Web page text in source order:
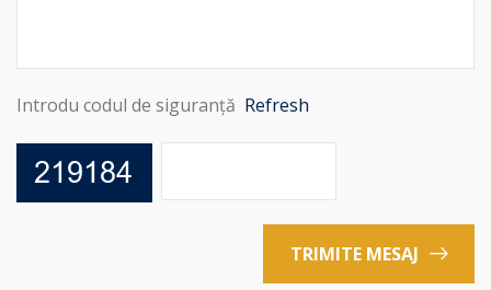
Introdu codul de siguranță Refresh
TRIMITE MESAJ